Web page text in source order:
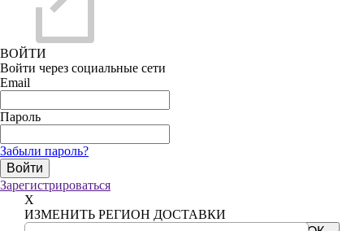
ВОЙТИ
Войти через социальные сети
Email
Пароль
Забыли пароль?
Зарегистрироваться
X
ИЗМЕНИТЬ РЕГИОН ДОСТАВКИ